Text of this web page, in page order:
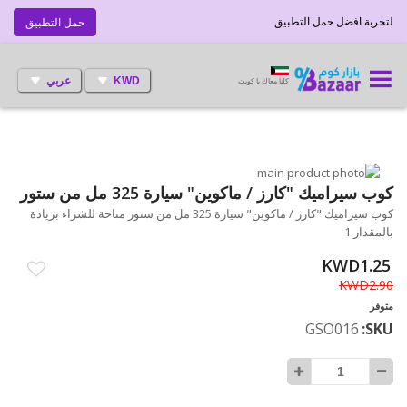
حمل التطبيق لتجربة افضل حمل التطبيق
KWD عربي كلنا معاك يا كويت
انتقل
إلى
النهاية
معرض
الصور
تخطي
إلى
بداية
معرض
الصور
كوب سيراميك "كارز / ماكوين" سيارة 325 مل من ستور
كوب سيراميك "كارز / ماكوين" سيارة 325 مل من ستور متاحة للشراء بزيادة
بالمقدار 1
KWD1.25
KWD2.90
متوفر
SKU
GSO016